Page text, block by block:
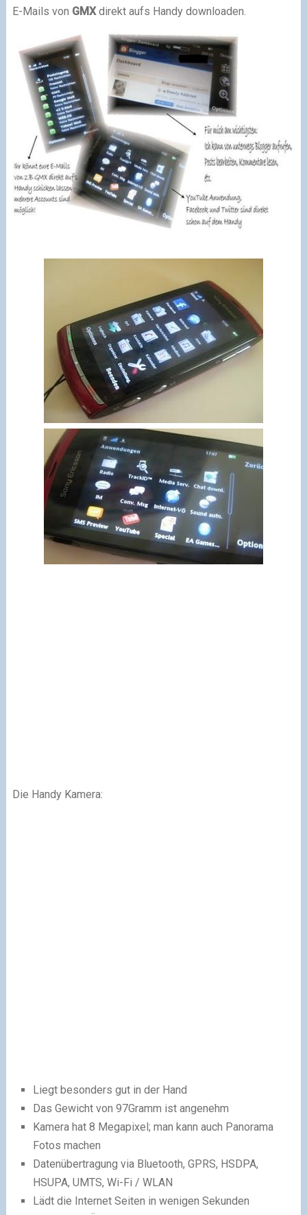
E-Mails von GMXdirekt aufs Handy downloaden.
Die Handy Kamera:
Liegt besonders gut in der Hand
Das Gewicht von 97Gramm ist angenehm
Kamera hat 8 Megapixel; man kann auch Panorama
Fotos machen
Datenübertragung via Bluetooth, GPRS, HSDPA,
HSUPA, UMTS, Wi-Fi / WLAN
Lädt die Internet Seiten in wenigen Sekunden